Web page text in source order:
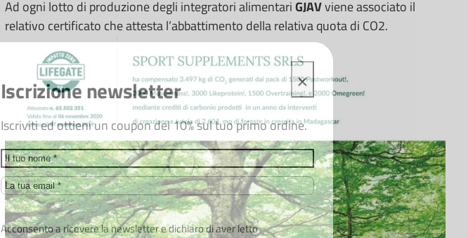
Ad ogni lotto di produzione degli integratori alimentariGJAVviene associato il
relativo certificato che attesta l’abbattimento della relativa quota di CO2.
×
Iscrizione newsletter
Iscriviti ed ottieni un coupon del 10% sul tuo primo ordine.
Name
Email
Acconsento a ricevere la newsletter e dichiaro di aver letto